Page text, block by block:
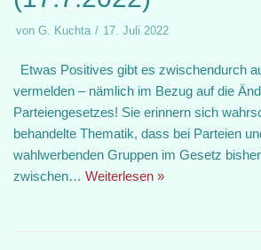
von G. Kuchta 17. Juli 2022
Etwas Positives gibt es zwischendurch
vermelden – nämlich im Bezug auf die
Parteiengesetzes! Sie erinnern sich
behandelte Thematik, dass bei Parteien
wahlwerbenden Gruppen im Gesetz
zwischen… Weiterlesen »